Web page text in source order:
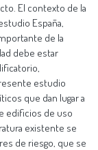
El contexto de la
España,
de la
debe estar
estudio
que dan lugar a
edificios de uso
existente se
de riesgo, que se